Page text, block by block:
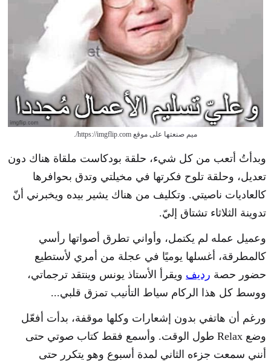
ميم صنعتها على موقع https://imgflip.com/.
وبدأتُ أتعب من كل شيء، حلقة بودكاست ملقاة هناك دون
تعديل، وحلقة تلوح فكرتها في مخيلتي وتدق بحوافرها
كالعاديات ناصيتي. وتكليف من هناك يشير بيده ويخبرني أنّ
تدوينة الثلاثاء تشتاق إليّ.
وعميل عمله لم يكتمل، وأواني تطرق أصواتها رأسي
كالمطرقة، أغسلها يوميًا في عجلة من أمري لأستطيع
حضور حصة رديف ويقرأ الأستاذ يونس وينتقد ترجماتي،
ووسط كل هذا الركام سياط التأنيب تمزق قلبي...
ورغم أن هاتفي بدون إشعارات وكلها موقفة، بدأت أفعّل
وضع Relax طول الوقت. وأسمع فقط كتاب صوتي حتى
أنني سمعت جزءه الثاني لمدة أسبوع وهو يتكرر حتى